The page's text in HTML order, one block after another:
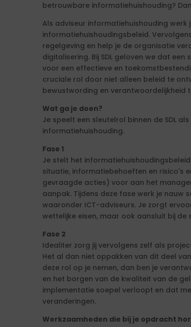
betrouwbare informatiehuishouding?
Als adviseur informatiehuishouding
informatiehuishoudingsbeleid.
regelgeving en help je de organisatie
digitalisering. Bij SDL geloven we dat
voor een effectieve en
cruciale rol door niet alleen beleid te
bewustwording en verantwoordelijkheid
Wat ga je doen?
Je speelt een sleutelrol binnen de SDL
informatiehuishouding.
Fase 1
Je stelt het
situatie, informatiebehoeften en risico's
gevraagde acties) voor aan het
aanpak. Tijdens deze fase werk je nauw
waaronder ICT-adviseurs. Je zorgt
wettelijke eisen, maar ook aansluit bij de
Fase 2
Idealiter zorg jij vervolgens zelf als
Het al dan niet oppakken van dit deel
deze rol op je nemen, dan ben je
en het borgen van de kwaliteit van de
implementatie soepel verloopt en dat
veranderingen.
Werkzaamheden die bij je opdracht